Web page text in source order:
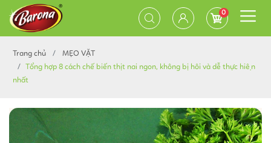
0
Trang chủ
MẸO VẶT
Tổng hợp 8 cách chế biến thịt nai ngon, không bị hôi và dễ thực hiện
nhất